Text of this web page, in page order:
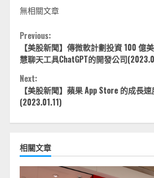
無相關文章
Continue
Reading
Previous:
【美股新聞】傳微軟計劃投資 100 億
慧聊天工具ChatGPT的開發公司
Next:
【美股新聞】蘋果 App Store 的成長
(2023.01.11)
相關文章